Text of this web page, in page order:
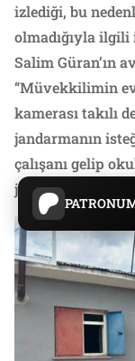
izlediği, bu
olmadığıyla ilgili
Salim Güran’ın
“Müvekkilimin
kamerası takılı
jandarmanın
çalışanı gelip
jandarma izledi.”